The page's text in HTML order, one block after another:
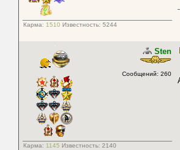
Карма: 1510 Известность: 5244
Sten
Сообщений: 260
Карма: 1145 Известность: 2140